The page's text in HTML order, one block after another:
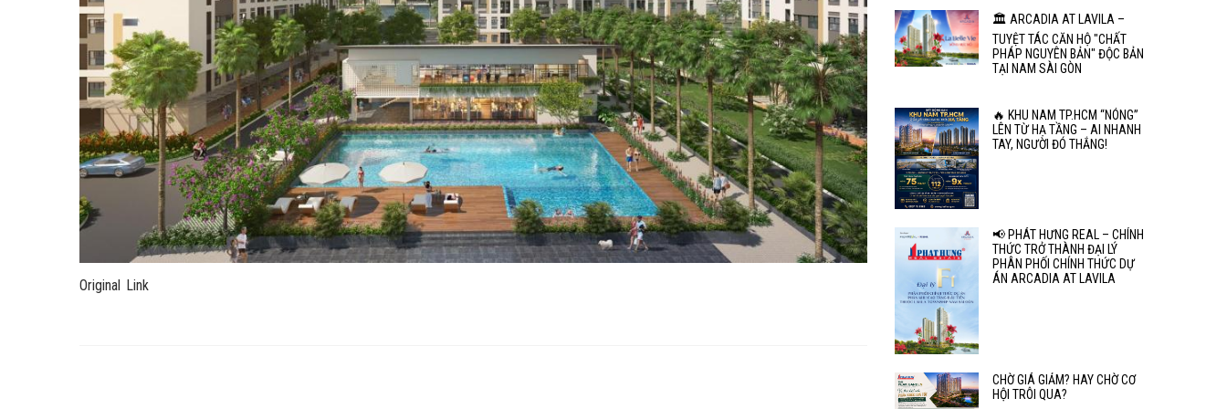
Original Link
🏛️ ARCADIA AT LAVILA –
TUYỆT TÁC CĂN HỘ "CHẤT
PHÁP NGUYÊN BẢN" ĐỘC BẢN
TẠI NAM SÀI GÒN
🔥 KHU NAM TP.HCM “NÓNG”
LÊN TỪ HẠ TẦNG – AI NHANH
TAY, NGƯỜI ĐÓ THẮNG!
📢 PHÁT HƯNG REAL – CHÍNH
THỨC TRỞ THÀNH ĐẠI LÝ
PHÂN PHỐI CHÍNH THỨC DỰ
ÁN ARCADIA AT LAVILA
CHỜ GIÁ GIẢM? HAY CHỜ CƠ
HỘI TRÔI QUA?